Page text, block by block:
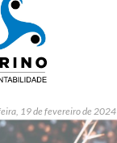
19 de fevereiro de 2024